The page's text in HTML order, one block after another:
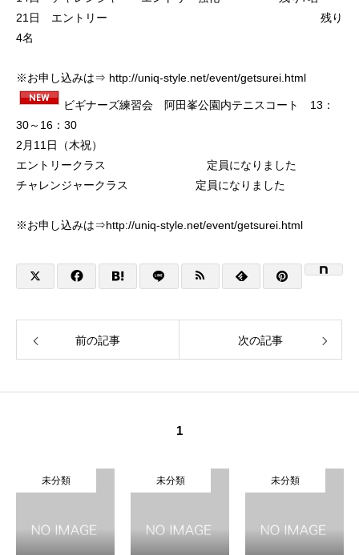
21日 エントリー 残り
4名
※お申し込みは⇒ http://uniq-style.net/event/getsurei.html
ビギナーズ練習会 阿田峯公園内テニスコート 13：
30～16：30
2月11日（木祝）
エントリークラス 定員になりました
チャレンジャークラス 定員になりました
※お申し込みは⇒http://uniq-style.net/event/getsurei.html
前の記事 次の記事
1
未分類 未分類 未分類